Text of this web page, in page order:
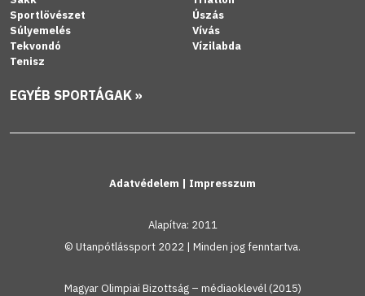
Sportlövészet
Súlyemelés
Tekvondó
Tenisz
Úszás
Vívás
Vízilabda
EGYÉB SPORTÁGAK »
Adatvédelem | Impresszum
Alapítva: 2011
© Utanpótlássport 2022 | Minden jog fenntartva.
Magyar Olimpiai Bizottság – médiaoklevél (2015)